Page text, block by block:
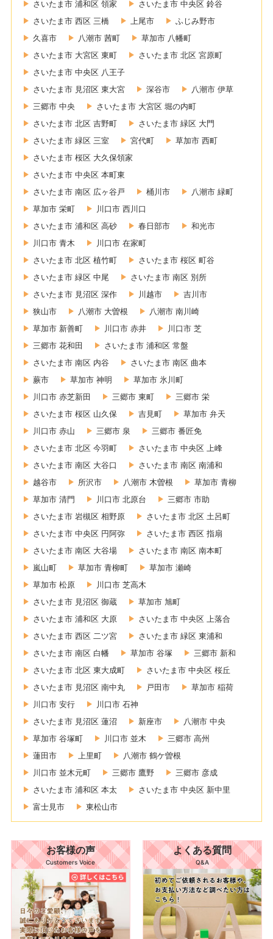
さいたま市 浦和区 領家
さいたま市 中央区 鈴谷
さいたま市 西区 三橋
上尾市
ふじみ野市
久喜市
八潮市 茜町
草加市 八幡町
さいたま市 大宮区 東町
さいたま市 北区 宮原町
さいたま市 中央区 八王子
さいたま市 見沼区 東大宮
深谷市
八潮市 伊草
三郷市 中央
さいたま市 大宮区 堀の内町
さいたま市 北区 吉野町
さいたま市 緑区 大門
さいたま市 緑区 三室
宮代町
草加市 西町
さいたま市 桜区 大久保領家
さいたま市 中央区 本町東
さいたま市 南区 広ヶ谷戸
桶川市
八潮市 緑町
草加市 栄町
川口市 西川口
さいたま市 浦和区 高砂
春日部市
和光市
川口市 青木
川口市 在家町
さいたま市 北区 植竹町
さいたま市 桜区 町谷
さいたま市 緑区 中尾
さいたま市 南区 別所
さいたま市 見沼区 深作
川越市
吉川市
狭山市
八潮市 大曽根
八潮市 南川崎
草加市 新善町
川口市 赤井
川口市 芝
三郷市 花和田
さいたま市 浦和区 常盤
さいたま市 南区 内谷
さいたま市 南区 曲本
蕨市
草加市 神明
草加市 氷川町
川口市 赤芝新田
三郷市 東町
三郷市 栄
さいたま市 桜区 山久保
吉見町
草加市 弁天
川口市 赤山
三郷市 泉
三郷市 番匠免
さいたま市 北区 今羽町
さいたま市 中央区 上峰
さいたま市 南区 大谷口
さいたま市 南区 南浦和
越谷市
所沢市 八潮市 木曽根
草加市 青柳
草加市 清門
川口市 北原台
三郷市 市助
さいたま市 岩槻区 相野原
さいたま市 北区 土呂町
さいたま市 中央区 円阿弥
さいたま市 西区 指扇
さいたま市 南区 大谷場
さいたま市 南区 南本町
嵐山町
草加市 青柳町
草加市 瀬崎
草加市 松原
川口市 芝高木
さいたま市 見沼区 御蔵
草加市 旭町
さいたま市 浦和区 大原
さいたま市 中央区 上落合
さいたま市 西区 二ツ宮
さいたま市 緑区 東浦和
さいたま市 南区 白幡
草加市 谷塚
三郷市 新和
さいたま市 北区 東大成町
さいたま市 中央区 桜丘
さいたま市 見沼区 南中丸
戸田市
草加市 稲荷
川口市 安行
川口市 石神
さいたま市 見沼区 蓮沼
新座市
八潮市 中央
草加市 谷塚町
川口市 並木
三郷市 高州
蓮田市
上里町
八潮市 鶴ケ曽根
川口市 並木元町
三郷市 鷹野
三郷市 彦成
さいたま市 浦和区 本太
さいたま市 中央区 新中里
富士見市
東松山市
お客様の声
Customers Voice
よくある質問
Q&A